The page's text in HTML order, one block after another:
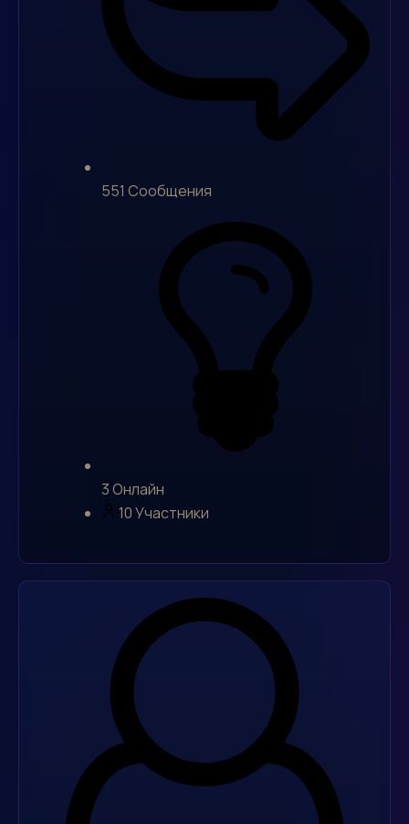
551 Сообщения
3Онлайн
10Участники